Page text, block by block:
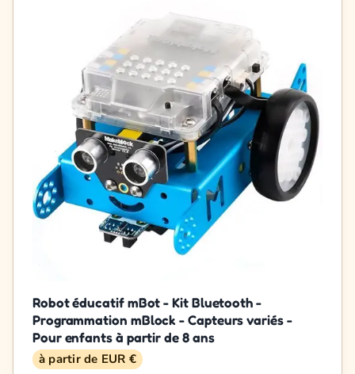
Robot éducatif mBot - Kit Bluetooth -
Programmation mBlock - Capteurs variés -
Pour enfants à partir de 8 ans
à partir de EUR €